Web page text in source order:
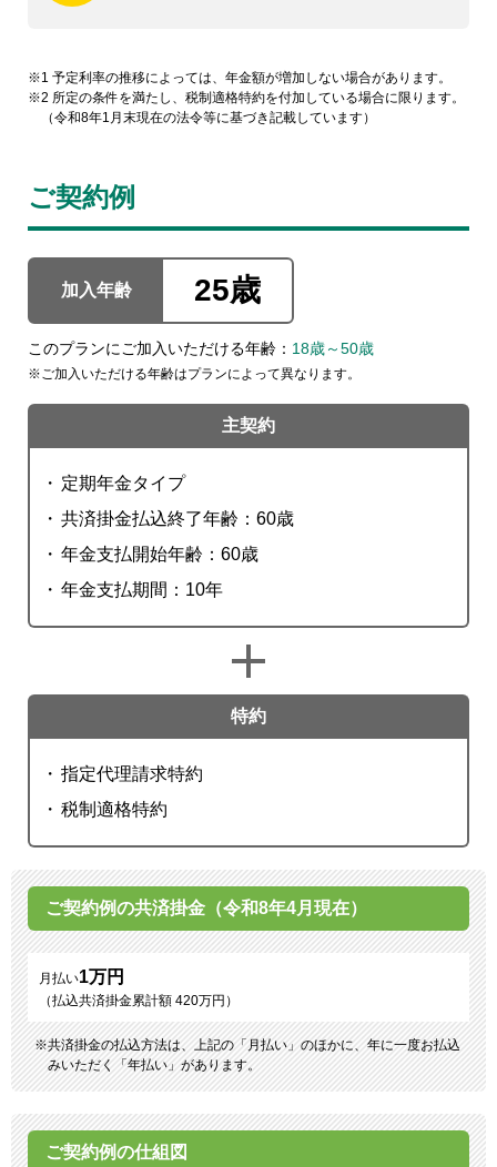
1 予定利率の推移によっては、年金額が増加しない場合があります。
2 所定の条件を満たし、税制適格特約を付加している場合に限ります。
（令和8年1月末現在の法令等に基づき記載しています）
ご契約例
加入年齢 25歳
このプランにご加入いただける年齢： 18歳～50歳
ご加入いただける年齢はプランによって異なります。
主契約
定期年金タイプ
共済掛金払込終了年齢：60歳
年金支払開始年齢：60歳
年金支払期間：10年
特約
指定代理請求特約
税制適格特約
ご契約例の共済掛金（令和8年4月現在）
月払い1万円
（払込共済掛金累計額 420万円）
共済掛金の払込方法は、上記の「月払い」のほかに、年に一度お払込
みいただく「年払い」があります。
ご契約例の仕組図